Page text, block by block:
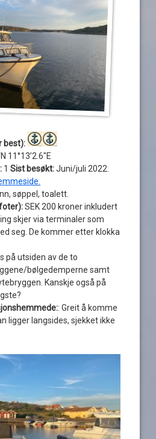
best):
11°13’2.6″E
1Sist besøkt:Juni/juli 2022.
søppel, toalett.
SEK 200 kroner inkludert
skjer via terminaler som
seg. De kommer etter klokka
på utsiden av de to
bølgedemperne samt
Kanskje også på
: Greit å komme
ligger langsides, sjekket ikke